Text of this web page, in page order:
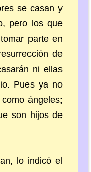
se casan y
pero los que
parte en
de
ni ellas
Pues ya no
ángeles;
son hijos de
lo indicó el